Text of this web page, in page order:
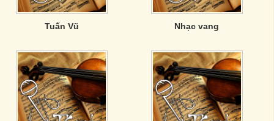
Tuấn Vũ Nhạc vang